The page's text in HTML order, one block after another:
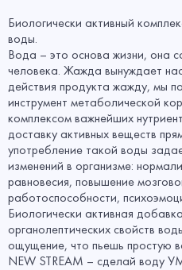
Биологически активный
воды.
Вода – это основа жизни, она
человека. Жажда вынуждает
действия продукта жажду, мы
инструмент метаболической
комплексом важнейших
доставку активных веществ
употребление такой воды
изменений в организме:
равновесия, повышение
работоспособности,
Биологически активная
органолептических свойств
ощущение, что пьешь простую
NEW STREAM – сделай воду